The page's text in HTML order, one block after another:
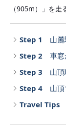
（905m）」を走
Step 1 山麓
Step 2 車窓
Step 3 山頂
Step 4山頂
Travel Tips